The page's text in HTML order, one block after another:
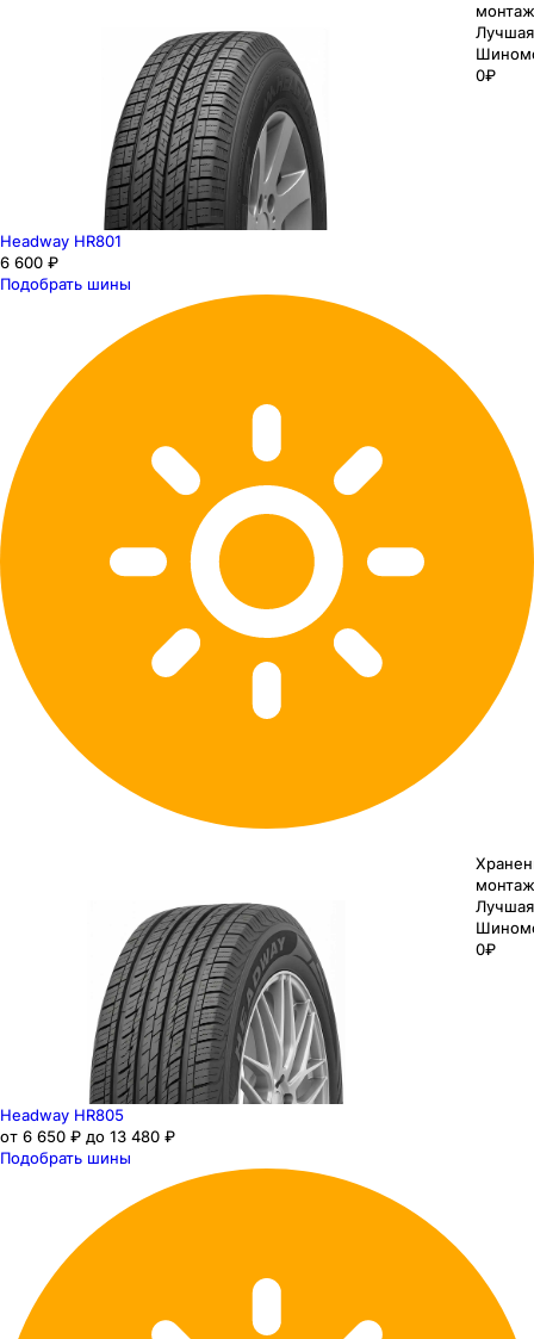
0₽
Headway HR801
6 600 ₽
Подобрать шины
0₽
Headway HR805
от 6 650 ₽ до 13 480 ₽
Подобрать шины